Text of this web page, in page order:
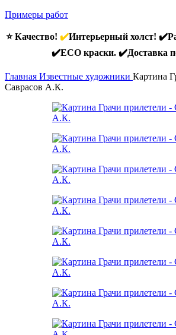
Примеры работ
⭐ Качество! ✔️Интерьерный холст!
✔️ECO краски. ✔️Доставка
Главная Известные художники Картина
Саврасов А.К.